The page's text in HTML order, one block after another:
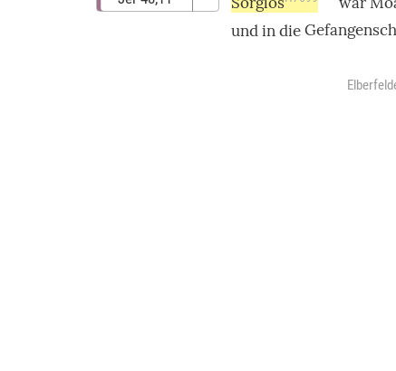
und in die